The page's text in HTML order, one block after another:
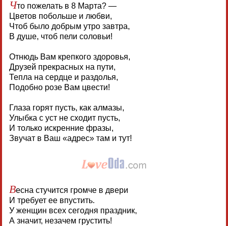
Что пожелать в 8 Марта? —
Цветов побольше и любви,
Чтоб было добрым утро завтра,
В душе, чтоб пели соловьи!
Отнюдь Вам крепкого здоровья,
Друзей прекрасных на пути,
Тепла на сердце и раздолья,
Подобно розе Вам цвести!
Глаза горят пусть, как алмазы,
Улыбка с уст не сходит пусть,
И только искренние фразы,
Звучат в Ваш «адрес» там и тут!
Весна стучится громче в двери
И требует ее впустить.
У женщин всех сегодня праздник,
А значит, незачем грустить!